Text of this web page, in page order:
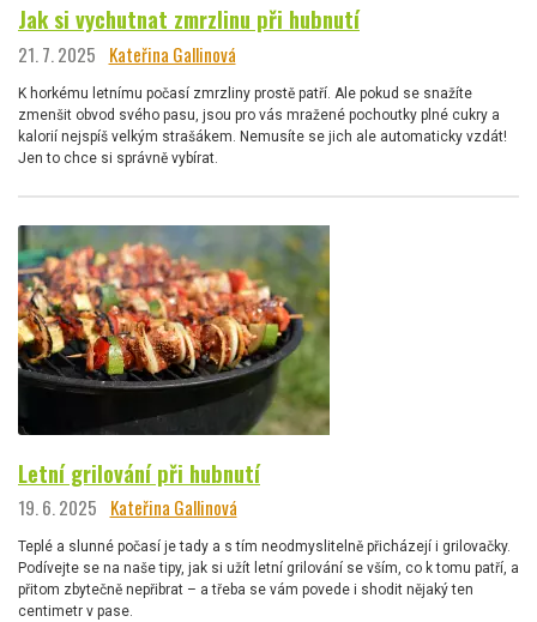
Jak si vychutnat zmrzlinu při hubnutí
21. 7. 2025 Kateřina Gallinová
K horkému letnímu počasí zmrzliny prostě patří. Ale pokud se snažíte
zmenšit obvod svého pasu, jsou pro vás mražené pochoutky plné cukry a
kalorií nejspíš velkým strašákem. Nemusíte se jich ale automaticky vzdát!
Jen to chce si správně vybírat.
Letní grilování při hubnutí
19. 6. 2025 Kateřina Gallinová
Teplé a slunné počasí je tady a s tím neodmyslitelně přicházejí i grilovačky.
Podívejte se na naše tipy, jak si užít letní grilování se vším, co k tomu patří, a
přitom zbytečně nepřibrat – a třeba se vám povede i shodit nějaký ten
centimetr v pase.